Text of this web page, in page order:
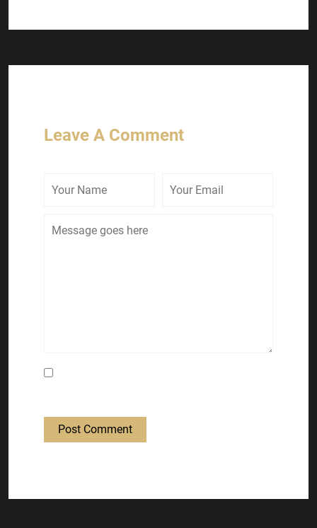
Leave A Comment
Post Comment